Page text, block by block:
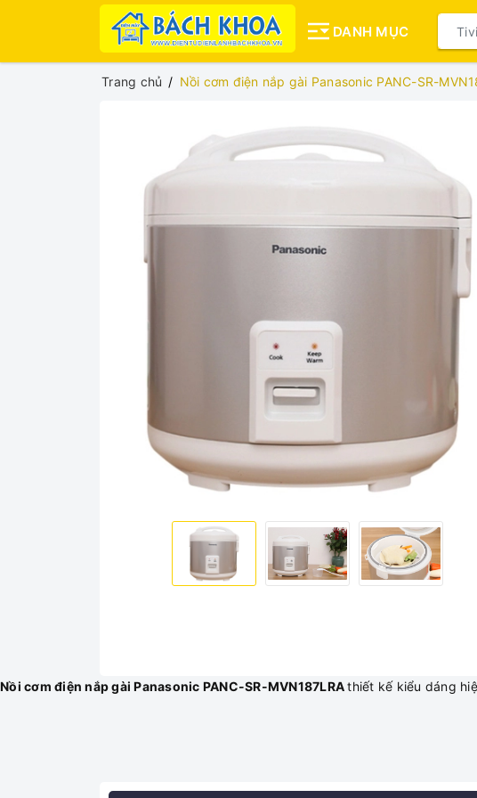
DANH MỤC
Trang chủ Nồi cơm điện nắp gài Panasonic PANC-SR-
Nồi cơm điện nắp gài Panasonic PANC-SR-MVN187LRAthiết kế kiểu dáng